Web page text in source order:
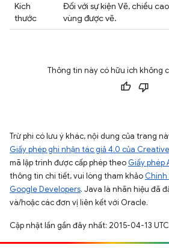
Kích
thước
Đối với sự kiện Vẽ, chiều
vùng được vẽ.
Thông tin này có hữu ích không
Trừ phi có lưu ý khác, nội dung của trang
Giấy phép ghi nhận tác giả 4.0 của
mã lập trình được cấp phép theo Giấy phép
thông tin chi tiết, vui lòng tham khảo Chính
Google Developers. Java là nhãn hiệu đã
và/hoặc các đơn vị liên kết với Oracle.
Cập nhật lần gần đây nhất: 2015-04-13